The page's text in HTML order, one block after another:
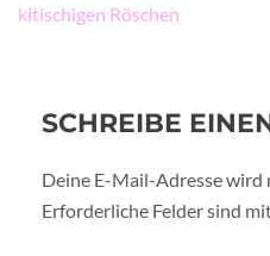
kitischigen Röschen
SCHREIBE
Deine E-Mail-Adresse
Erforderliche Felder sind